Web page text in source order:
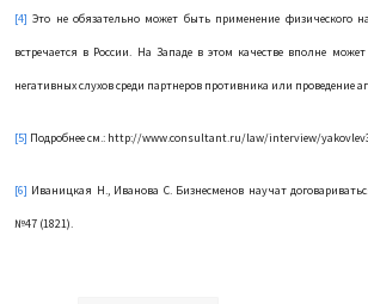
[4] Это не обязательно может быть применение физического
встречается в России. На Западе в этом качестве вполне
негативных слухов среди партнеров противника или проведение
[5] Подробнее см.: http://www.consultant.ru/law/interview/
[6] Иваницкая Н., Иванова С. Бизнесменов научат
№47 (1821).